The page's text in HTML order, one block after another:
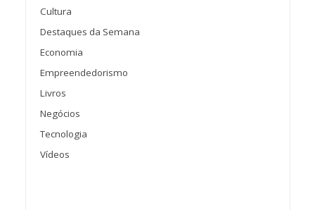
Cultura
Destaques da Semana
Economia
Empreendedorismo
Livros
Negócios
Tecnologia
Vídeos